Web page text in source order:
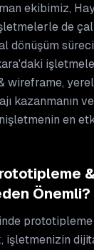
ekibimiz,
de
dönüşüm
wireframe,
kazanmanın
en
Önemli?
işletmenizin